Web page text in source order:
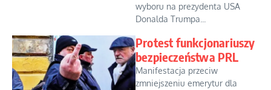
wyboru na prezydenta USA
Donalda Trumpa...
Protest funkcjonariuszy
bezpieczeństwa PRL
Manifestacja przeciw
zmniejszeniu emerytur dla